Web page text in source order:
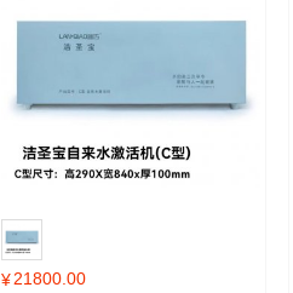
¥21800.00